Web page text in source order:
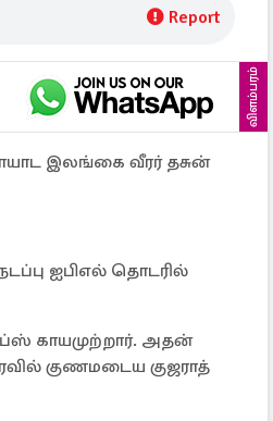
Report
விளம்பரம்
இலங்கை வீரர் தசுன்
ஐபிஎல் தொடரில்
காயமுற்றார். அதன்
குணமடைய குஜராத்